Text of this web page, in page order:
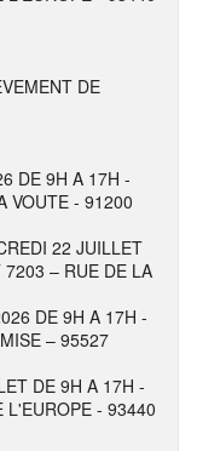
DE
DE 9H A 17H -
VOUTE - 91200
22 JUILLET
– RUE DE LA
DE 9H A 17H -
– 95527
DE 9H A 17H -
L'EUROPE - 93440